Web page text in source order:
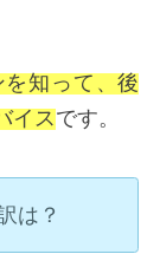
知って、後
イスです。
は？